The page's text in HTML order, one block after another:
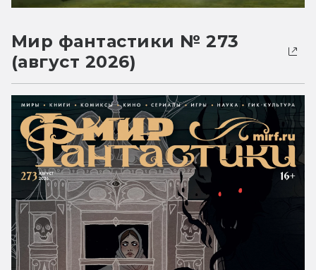
Мир фантастики № 273
(август 2026)